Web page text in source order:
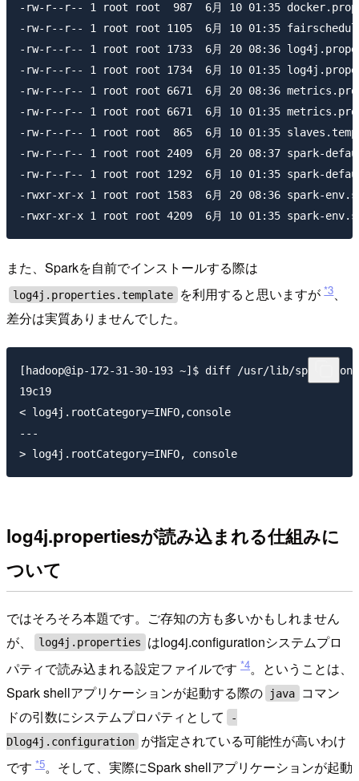
-rw-r--r-- 1 root root  987  6月 10 01:35
-rw-r--r-- 1 root root 1105  6月 10 01:35
-rw-r--r-- 1 root root 1733  6月 20 08:36
-rw-r--r-- 1 root root 1734  6月 10 01:35
-rw-r--r-- 1 root root 6671  6月 20 08:36
-rw-r--r-- 1 root root 6671  6月 10 01:35
-rw-r--r-- 1 root root  865  6月 10 01:35
-rw-r--r-- 1 root root 2409  6月 20 08:37 spark-
-rw-r--r-- 1 root root 1292  6月 10 01:35 spark-
-rwxr-xr-x 1 root root 1583  6月 20 08:36 spark-
また、Sparkを自前でインストールする際は
log4j.properties.template を利用すると思いますが*3、
差分は実質ありませんでした。
[hadoop@ip-172-31-30-193 ~]$ diff /usr/lib/spark/
19c19
< log4j.rootCategory=INFO,console
---
log4j.propertiesが読み込まれる仕組みに
ついて
ではそろそろ本題です。ご存知の方も多いかもしれません
が、
log4j.properties
はlog4j.configurationシステムプロ
パティで読み込まれる設定ファイルです *4。ということは、
Spark shellアプリケーションが起動する際の
java
コマン
ドの引数にシステムプロパティとして
-
Dlog4j.configuration が指定されている可能性が高いわけ
です *5。そして、実際にSpark shellアプリケーションが起動